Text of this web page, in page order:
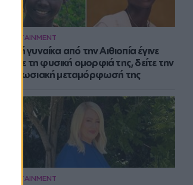
ENTERTAINMENT
Νεαρή γυναίκα από την Αιθιοπία έγινε
viral με τη φυσική ομορφιά της, δείτε την
εντυπωσιακή μεταμόρφωσή της
ENTERTAINMENT